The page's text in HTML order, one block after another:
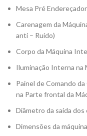
Mesa Pré
Carenagem da
anti – Ruído)
Corpo da Máquina
Iluminação Interna na
Painel de Comando
na Parte frontal da
Diâmetro da saída dos
Dimensões da